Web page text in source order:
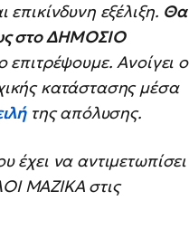
εξέλιξη. Θα
στο ΔΗΜΟΣΙΟ
Ανοίγει ο
κατάστασης μέσα
της απόλυσης.
να αντιμετωπίσει
ΜΑΖΙΚΑ στις